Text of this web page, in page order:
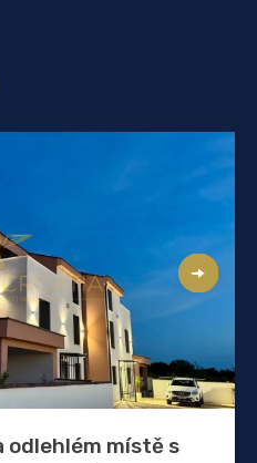
odlehlém místě s